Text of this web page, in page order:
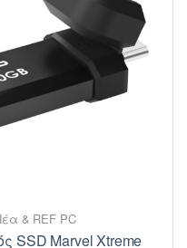
& REF PC
SSD Marvel Xtreme